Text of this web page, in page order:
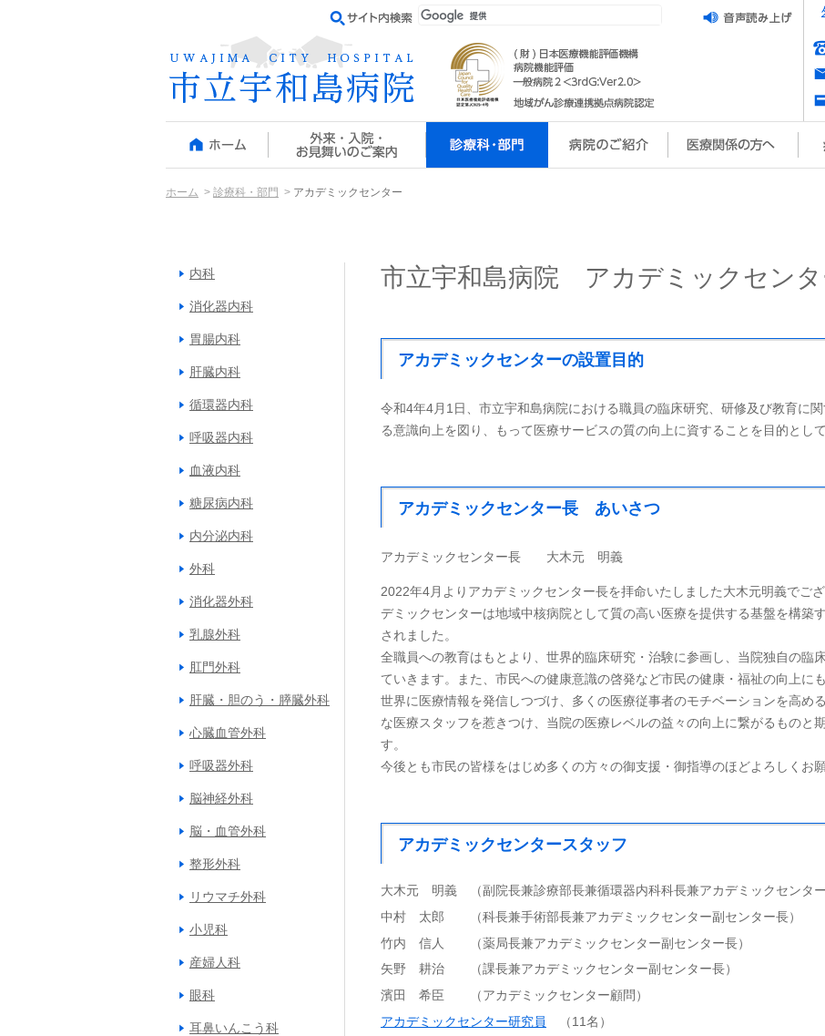
ホーム 診療科・部門 アカデミックセンター
内科
消化器内科
胃腸内科
肝臓内科
循環器内科
呼吸器内科
血液内科
糖尿病内科
内分泌内科
外科
消化器外科
乳腺外科
肛門外科
肝臓・胆のう・膵臓外科
心臓血管外科
呼吸器外科
脳神経外科
脳・血管外科
整形外科
リウマチ外科
小児科
産婦人科
眼科
耳鼻いんこう科
市立宇和島病院 アカデミックセンタ
アカデミックセンターの設置目的
令和4年4月1日、市立宇和島病院における職員の臨床研究、研修及び教育に
る意識向上を図り、もって医療サービスの質の向上に資することを目的とし
アカデミックセンター長 あいさつ
アカデミックセンター長 大木元 明義
2022年4月よりアカデミックセンター長を拝命いたしました大木元明義でご
デミックセンターは地域中核病院として質の高い医療を提供する基盤を構築
されました。
全職員への教育はもとより、世界的臨床研究・治験に参画し、当院独自の臨
ていきます。また、市民への健康意識の啓発など市民の健康・福祉の向上にも
世界に医療情報を発信しつづけ、多くの医療従事者のモチベーションを高め
な医療スタッフを惹きつけ、当院の医療レベルの益々の向上に繋がるものと
す。
今後とも市民の皆様をはじめ多くの方々の御支援・御指導のほどよろしくお
アカデミックセンタースタッフ
大木元 明義 （副院長兼診療部長兼循環器内科科長兼アカデミックセンタ
中村 太郎 （科長兼手術部長兼アカデミックセンター副センター長）
竹内 信人 （薬局長兼アカデミックセンター副センター長）
矢野 耕治 （課長兼アカデミックセンター副センター長）
濱田 希臣 （アカデミックセンター顧問）
アカデミックセンター研究員
（11名）